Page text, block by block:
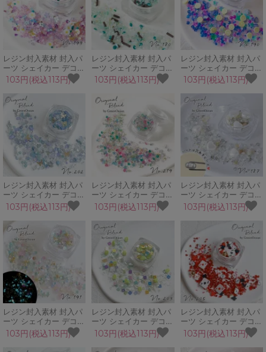
レジン封入素材 封入パ
ーツ シェイカー デコパ
ーツ 塔上のお姫様 プリ
ンセス 花 蝶 カレット
シェル GreenOceanオ
リジナルブレンド♪
103円(税込113円)
レジン封入素材 封入パ
ーツ シェイカー デコパ
ーツ チョコミント 蓄光
ブリオン カレット シェ
ル チョコレート
GreenOceanオリジナ
ルブレンド♪
103円(税込113円)
レジン封入素材 封入パ
ーツ シェイカー デコパ
ーツ バタフライピーテ
ィー レモン リーフ カ
レット ブリオン
GreenOceanオリジナ
ルブレンド♪
103円(税込113円)
レジン封入素材 封入パ
ーツ シェイカー デコパ
ーツ うろこぐも 蝶 空
シェルフレーク ブリオ
ン GreenOceanオリジ
ナルブレンド♪
103円(税込113円)
レジン封入素材 封入パ
ーツ シェイカー デコパ
ーツ パヴェリング カレ
ット プラビジュー
GreenOceanオリジナ
ルブレンド♪
103円(税込113円)
レジン封入素材 封入パ
ーツ シェイカー デコパ
ーツ フォーエバー ハー
ト パール 十字星 シル
バー 白 GreenOceanオ
リジナルブレンド♪
103円(税込113円)
レジン封入素材 封入パ
ーツ シェイカー デコパ
ーツ ミルキーシー ブリ
オン 蓄光 ホログラム
GreenOceanオリジナ
103円(税込113円)
レジン封入素材 封入パ
ーツ シェイカー デコパ
ーツ ノルディックタイ
ル 葉っぱ 四角 スパン
コール シェルフレーク
103円(税込113円)
レジン封入素材 封入パ
ーツ シェイカー デコパ
ーツ カジノナイト トラ
ンプ アリス ブリオン
カレット GreenOcean
103円(税込113円)